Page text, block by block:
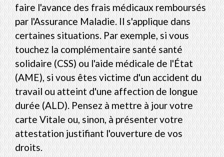
faire l'avance des frais médicaux remboursés
par l'Assurance Maladie. Il s'applique dans
certaines situations. Par exemple, si vous
touchez la complémentaire santé santé
solidaire (CSS) ou l'aide médicale de l'État
(AME), si vous êtes victime d'un accident du
travail ou atteint d'une affection de longue
durée (ALD). Pensez à mettre à jour votre
carte Vitale ou, sinon, à présenter votre
attestation justifiant l'ouverture de vos
droits.